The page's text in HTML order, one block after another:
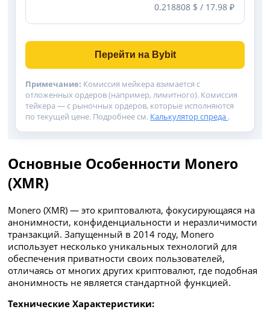
0.218808 $ / 17.98 ₽
Перейти на Bybit
Примечание: Комиссия мейкера взимается с
отложенных ордеров (например, лимитного). Комиссия
тейкера — с рыночных ордеров, которые исполняются
по текущей цене. Подробнее см. Калькулятор спреда .
Основные Особенности Monero
(XMR)
Monero (XMR) — это криптовалюта, фокусирующаяся на
анонимности, конфиденциальности и неразличимости
транзакций. Запущенный в 2014 году, Monero
использует несколько уникальных технологий для
обеспечения приватности своих пользователей,
отличаясь от многих других криптовалют, где подобная
анонимность не является стандартной функцией.
Технические Характеристики: